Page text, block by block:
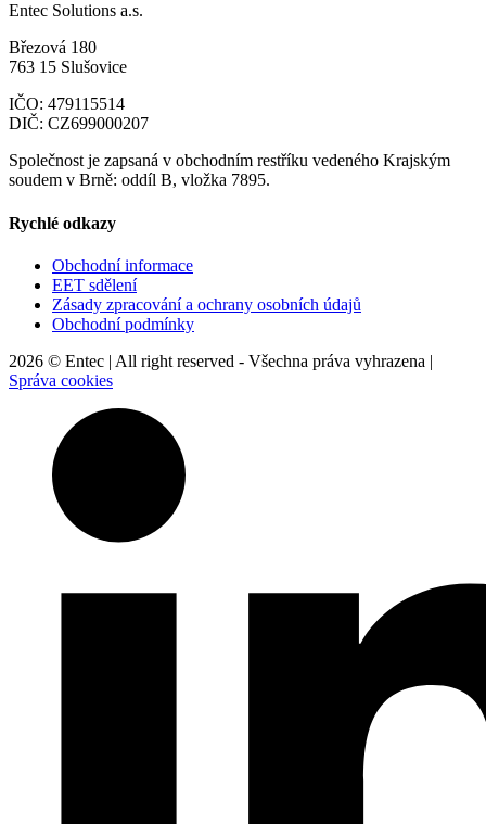
Entec Solutions a.s.
Březová 180
763 15 Slušovice
IČO: 479115514
DIČ: CZ699000207
Společnost je zapsaná v obchodním restříku vedeného Krajským
soudem v Brně: oddíl B, vložka 7895.
Rychlé odkazy
Obchodní informace
EET sdělení
Zásady zpracování a ochrany osobních údajů
Obchodní podmínky
2026 © Entec | All right reserved - Všechna práva vyhrazena |
Správa cookies